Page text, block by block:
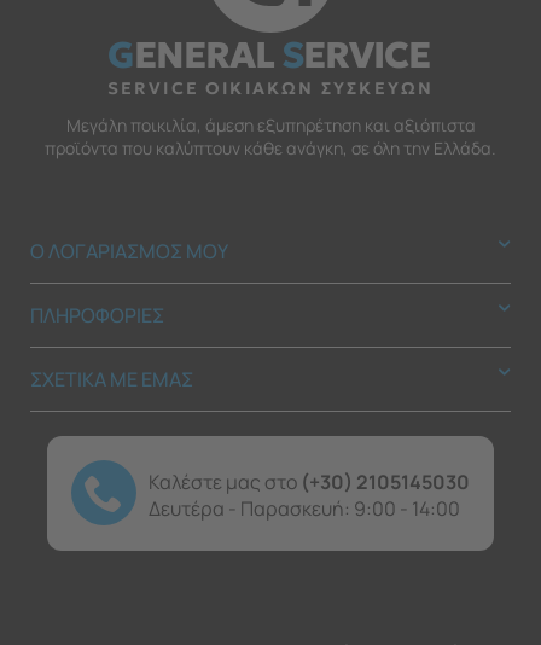
GENERALSERVICE
SERVICE ΟΙΚΙΑΚΩΝ ΣΥΣΚΕΥΩΝ
Μεγάλη ποικιλία, άμεση εξυπηρέτηση και αξιόπιστα
προϊόντα που καλύπτουν κάθε ανάγκη, σε όλη την Ελλάδα.
Ο ΛΟΓΑΡΙΑΣΜΟΣ ΜΟΥ
ΠΛΗΡΟΦΟΡΙΕΣ
ΣΧΕΤΙΚΑ ΜΕ ΕΜΑΣ
Καλέστε μας στο (+30) 2105145030
Δευτέρα - Παρασκευή: 9:00 - 14:00